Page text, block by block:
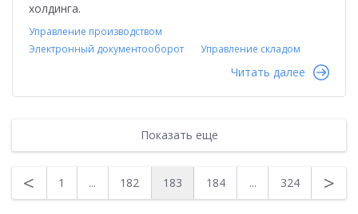
холдинга.
Управление производством
Электронный документооборот
Управление складом
Читать далее
Показать еще
< 1 ... 182 183 184 ... 324 >